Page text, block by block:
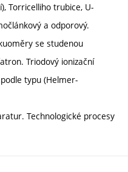
Torricelliho trubice, U-
a odporový.
se studenou
Triodový ionizační
typu (Helmer-
Technologické procesy